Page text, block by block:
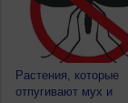
Растения, которые
отпугивают мух и